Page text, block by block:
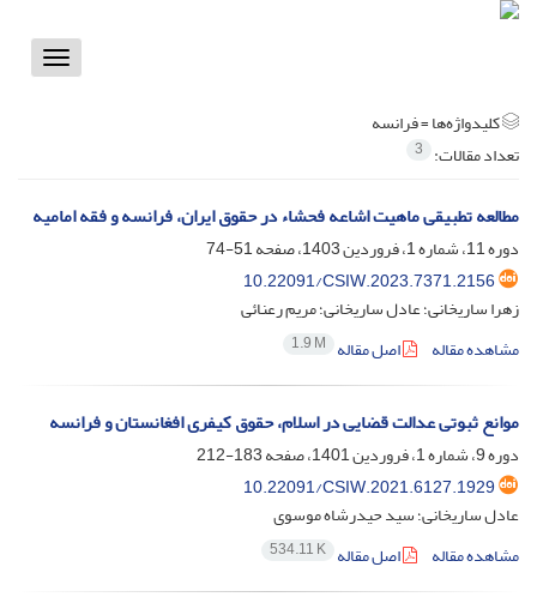
Toggle
کلیدواژه‌ها =فرانسه
تعداد مقالات: 3
مطالعه تطبیقی ماهیت اشاعه فحشاء در حقوق ایران، فرانسه و فقه امامیه
دوره 11، شماره 1، فروردین 1403، صفحه
51-74
10.22091/CSIW.2023.7371.2156
زهرا ساریخانی؛ عادل ساریخانی؛ مریم رعنائی
مشاهده مقاله
اصل مقاله 1.9 M
موانع ثبوتی عدالت قضایی در اسلام، حقوق کیفری افغانستان و فرانسه
دوره 9، شماره 1، فروردین 1401، صفحه
183-212
10.22091/CSIW.2021.6127.1929
عادل ساریخانی؛ سید حیدرشاه موسوی
مشاهده مقاله
اصل مقاله 534.11 K